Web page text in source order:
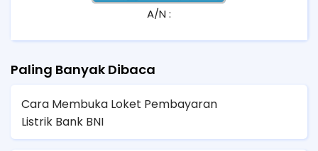
A/N :
Paling Banyak Dibaca
Cara Membuka Loket Pembayaran
Listrik Bank BNI